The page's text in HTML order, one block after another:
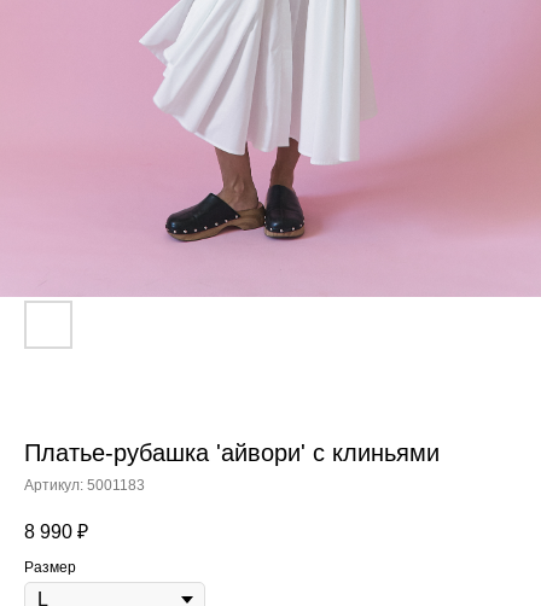
Платье-рубашка 'айвори' с клиньями
Артикул: 5001183
8 990 ₽
Размер